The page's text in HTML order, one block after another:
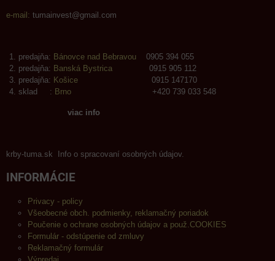
e-mail: tumainvest@gmail.com
predajňa: Bánovce nad Bebravou 0905 394 055
predajňa: Banská Bystrica 0915 905 112
predajňa: Košice 0915 147170
sklad : Brno +420 739 033 548
viac info
krby-tuma.sk Info o spracovaní osobných údajov.
INFORMÁCIE
Privacy - policy
Všeobecné obch. podmienky, reklamačný poriadok
Poučenie o ochrane osobných údajov a použ.COOKIES
Formulár - odstúpenie od zmluvy
Reklamačný formulár